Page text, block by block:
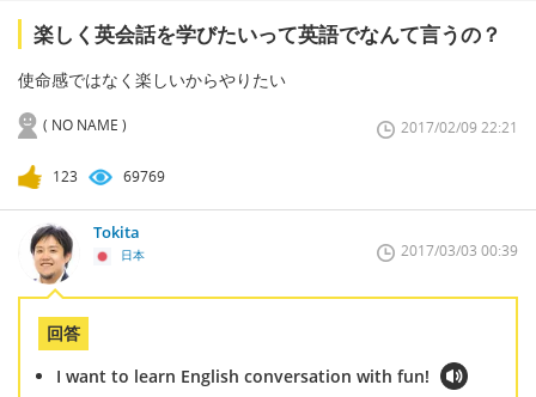
楽しく英会話を学びたいって英語でなんて言うの？
使命感ではなく楽しいからやりたい
( NO NAME ) 2017/02/09 22:21
123 69769
Tokita
日本 2017/03/03 00:39
回答
I want to learn English conversation with fun!